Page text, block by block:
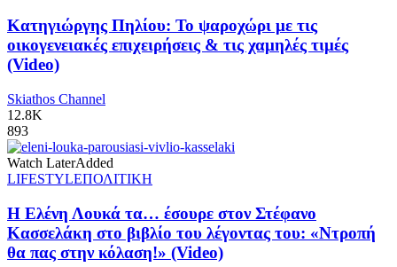
Κατηγιώργης Πηλίου: Το ψαροχώρι με τις
οικογενειακές επιχειρήσεις & τις χαμηλές τιμές
(Video)
Skiathos Channel
12.8K
893
Watch LaterAdded
LIFESTYLEΠΟΛΙΤΙΚΗ
Η Ελένη Λουκά τα… έσουρε στον Στέφανο
Κασσελάκη στο βιβλίο του λέγοντας του: «Ντροπή
θα πας στην κόλαση!» (Video)